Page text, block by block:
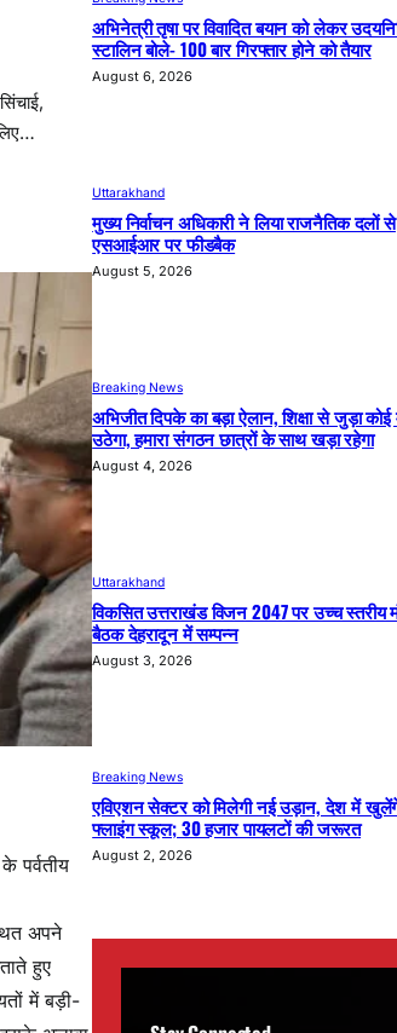
पर्वतीय
अपने
हुए
में बड़ी-
अभिनेत्री तृषा पर विवादित बयान को लेकर
स्टालिन बोले- 100 बार गिरफ्तार होने को तैयार
August 6, 2026
Uttarakhand
मुख्य निर्वाचन अधिकारी ने लिया राजनैतिक दलों से
एसआईआर पर फीडबैक
August 5, 2026
Breaking News
अभिजीत दिपके का बड़ा ऐलान, शिक्षा से जुड़ा कोई
उठेगा, हमारा संगठन छात्रों के साथ खड़ा रहेगा
August 4, 2026
Uttarakhand
विकसित उत्तराखंड विजन 2047 पर उच्च स्तरीय
बैठक देहरादून में सम्पन्न
August 3, 2026
Breaking News
एविएशन सेक्टर को मिलेगी नई उड़ान, देश में
फ्लाइंग स्कूल; 30 हजार पायलटों की जरूरत
August 2, 2026